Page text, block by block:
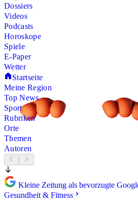
Dossiers
Videos
Podcasts
Horoskope
Spiele
E-Paper
Wetter
Startseite
Meine Region
Top News
Sport
Rubriken
Orte
Themen
Autoren
Kleine Zeitung als bevorzugte
Gesundheit & Fitness